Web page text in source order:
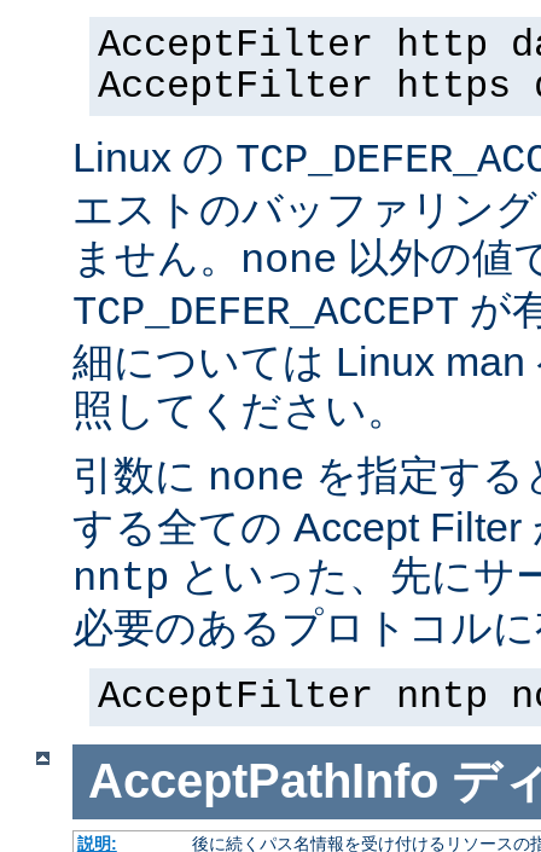
AcceptFilter http
AcceptFilter https
Linux の
エストのバッファリン
ません。 none 以外の値
TCP_DEFER_ACCEPT が
細については Linux
照してください。
引数に none を指定す
する全ての Accept Filter
nntp といった、先にサ
必要のあるプロトコル
AcceptFilter nntp
AcceptPathInfo デ
説明:
後に続くパス名情報を受け付けるリソースの